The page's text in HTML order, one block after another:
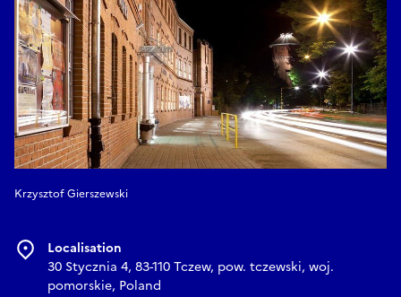
Krzysztof Gierszewski
Localisation
30 Stycznia 4, 83-110 Tczew, pow. tczewski, woj.
pomorskie, Poland